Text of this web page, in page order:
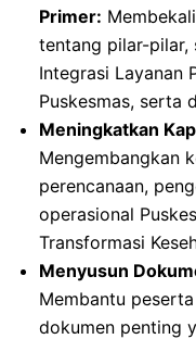
Primer:
tentang pilar-pilar,
Integrasi Layanan
Puskesmas, serta
Meningkatkan
Mengembangkan
perencanaan,
operasional
Transformasi
Menyusun
Membantu
dokumen penting